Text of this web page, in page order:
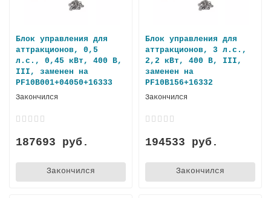
Блок управления для
аттракционов, 0,5
л.с., 0,45 кВт, 400 В,
III, заменен на
PF10B001+04050+16333
Закончился
187693 руб.
Закончился
Блок управления для
аттракционов, 3 л.с.,
2,2 кВт, 400 В, III,
заменен на
PF10B156+16332
Закончился
194533 руб.
Закончился